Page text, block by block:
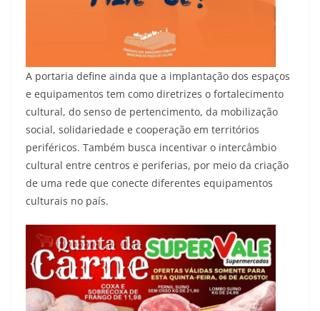
A portaria define ainda que a implantação dos espaços
e equipamentos tem como diretrizes o fortalecimento
cultural, do senso de pertencimento, da mobilização
social, solidariedade e cooperação em territórios
periféricos. Também busca incentivar o intercâmbio
cultural entre centros e periferias, por meio da criação
de uma rede que conecte diferentes equipamentos
culturais no país.